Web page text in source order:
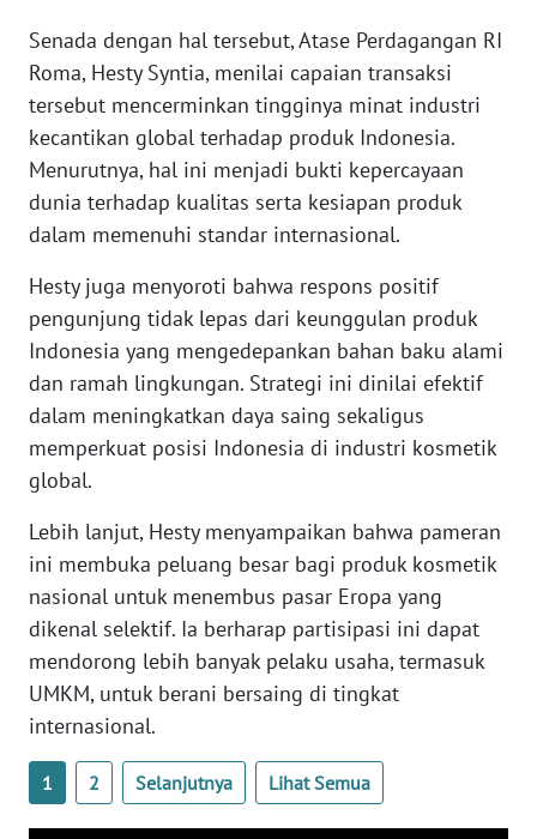
Senada dengan hal tersebut, Atase Perdagangan RI
Roma, Hesty Syntia, menilai capaian transaksi
tersebut mencerminkan tingginya minat industri
kecantikan global terhadap produk Indonesia.
Menurutnya, hal ini menjadi bukti kepercayaan
dunia terhadap kualitas serta kesiapan produk
dalam memenuhi standar internasional.
Hesty juga menyoroti bahwa respons positif
pengunjung tidak lepas dari keunggulan produk
Indonesia yang mengedepankan bahan baku alami
dan ramah lingkungan. Strategi ini dinilai efektif
dalam meningkatkan daya saing sekaligus
memperkuat posisi Indonesia di industri kosmetik
global.
Lebih lanjut, Hesty menyampaikan bahwa pameran
ini membuka peluang besar bagi produk kosmetik
nasional untuk menembus pasar Eropa yang
dikenal selektif. Ia berharap partisipasi ini dapat
mendorong lebih banyak pelaku usaha, termasuk
UMKM, untuk berani bersaing di tingkat
internasional.
1 2 Selanjutnya Lihat Semua
WN
PAPUA
WN
PAPUA
BARAT
RIAU
WN
JAMBI
WN
SULTRA
WN
NTB
WN
SULTENG
SULBAR